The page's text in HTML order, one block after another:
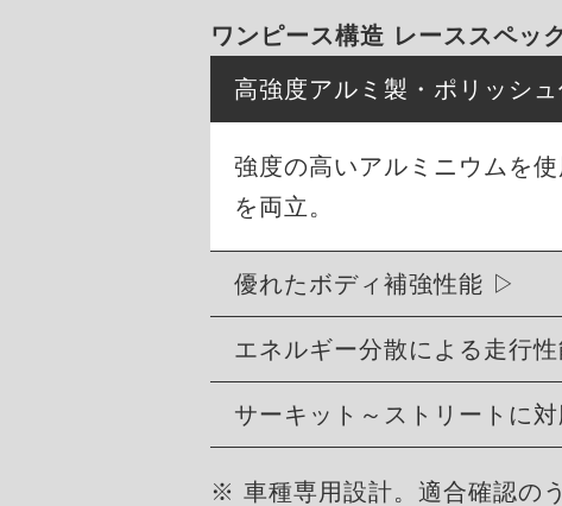
ワンピース構造 レーススペッ
高強度アルミ製・ポリッシ
強度の高いアルミニウムを
を両立。
優れたボディ補強性能
エネルギー分散による走行性
サーキット～ストリートに
※ 車種専用設計。適合確認の